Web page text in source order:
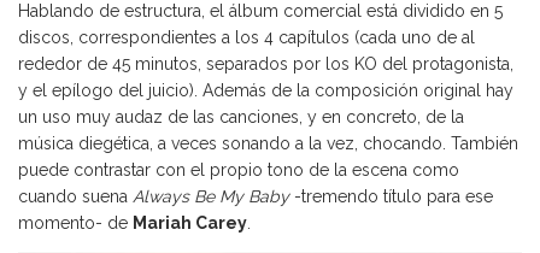
Hablando de estructura, el álbum comercial está dividido en 5
discos, correspondientes a los 4 capítulos (cada uno de al
rededor de 45 minutos, separados por los KO del protagonista,
y el epílogo del juicio). Además de la composición original hay
un uso muy audaz de las canciones, y en concreto, de la
música diegética, a veces sonando a la vez, chocando. También
puede contrastar con el propio tono de la escena como
cuando suena Always Be My Baby-tremendo título para ese
momento- de Mariah Carey.